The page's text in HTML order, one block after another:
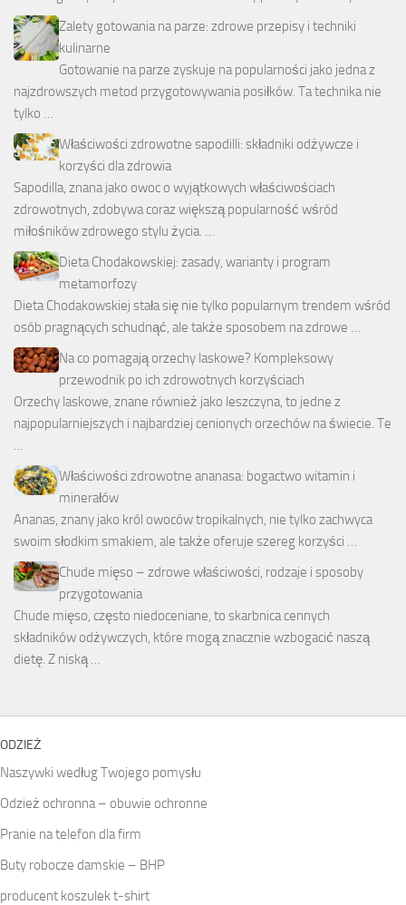
Zalety gotowania na parze: zdrowe przepisy i techniki
kulinarne
Gotowanie na parze zyskuje na popularności jako jedna z
najzdrowszych metod przygotowywania posiłków. Ta technika nie
tylko …
Właściwości zdrowotne sapodilli: składniki odżywcze i
korzyści dla zdrowia
Sapodilla, znana jako owoc o wyjątkowych właściwościach
zdrowotnych, zdobywa coraz większą popularność wśród
miłośników zdrowego stylu życia. …
Dieta Chodakowskiej: zasady, warianty i program
metamorfozy
Dieta Chodakowskiej stała się nie tylko popularnym trendem wśród
osób pragnących schudnąć, ale także sposobem na zdrowe …
Na co pomagają orzechy laskowe? Kompleksowy
przewodnik po ich zdrowotnych korzyściach
Orzechy laskowe, znane również jako leszczyna, to jedne z
najpopularniejszych i najbardziej cenionych orzechów na świecie. Te
…
Właściwości zdrowotne ananasa: bogactwo witamin i
minerałów
Ananas, znany jako król owoców tropikalnych, nie tylko zachwyca
swoim słodkim smakiem, ale także oferuje szereg korzyści …
Chude mięso – zdrowe właściwości, rodzaje i sposoby
przygotowania
Chude mięso, często niedoceniane, to skarbnica cennych
składników odżywczych, które mogą znacznie wzbogacić naszą
dietę. Z niską …
ODZIEŻ
Naszywki według Twojego pomysłu
Odzież ochronna – obuwie ochronne
Pranie na telefon dla firm
Buty robocze damskie – BHP
producent koszulek t-shirt